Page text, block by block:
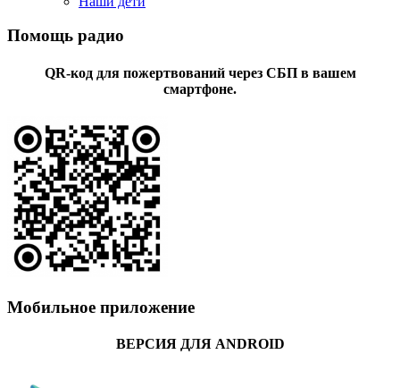
Помощь радио
QR-код для пожертвований через СБП в вашем
смартфоне.
Мобильное приложение
ВЕРСИЯ ДЛЯ ANDROID